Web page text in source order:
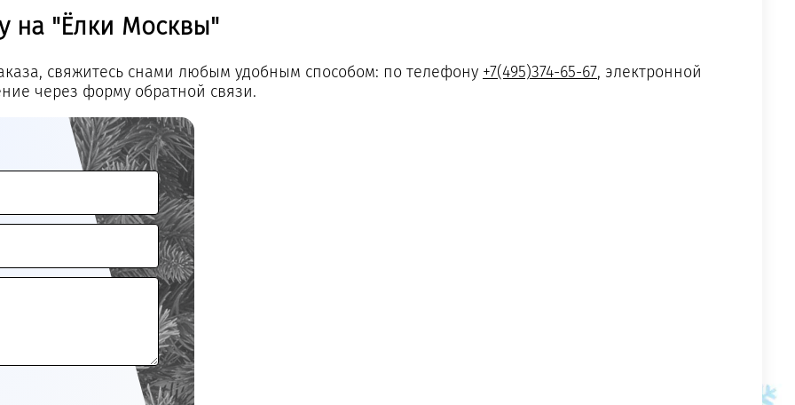
на "Ёлки Москвы"
свяжитесь снами любым удобным способом: по телефону +7(495)374-65-67, электронной
через форму обратной связи.